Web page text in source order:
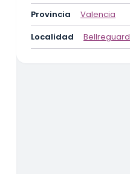
Provincia
Valencia
Localidad
Bellreguard